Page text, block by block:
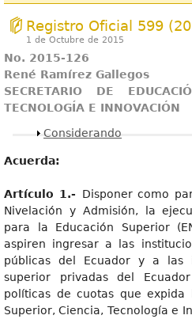
Registro Oficial 599
1 de Octubre de 2015
No. 2015-126
René Ramírez Gallegos
SECRETARIO DE
TECNOLOGÍA E INNOVACIÓN
Mostrar
Considerando
Acuerda:
Artículo 1.- Disponer como
Nivelación y Admisión, la
para la Educación Superior
aspiren ingresar a las
públicas del Ecuador y a las
superior privadas del
políticas de cuotas que expida
Superior, Ciencia, Tecnología e